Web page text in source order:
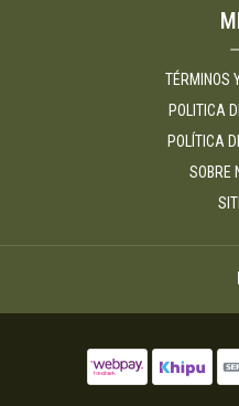
TÉRMINOS
POLITICA
POLÍTICA
SOBRE